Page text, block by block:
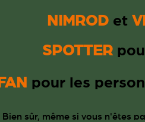
NIMROD et
SPOTTER
FAN pour les
Bien sûr, même si vous n'êtes